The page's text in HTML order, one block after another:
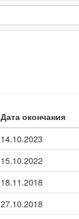
Дата окончания
14.10.2023
15.10.2022
18.11.2018
27.10.2018